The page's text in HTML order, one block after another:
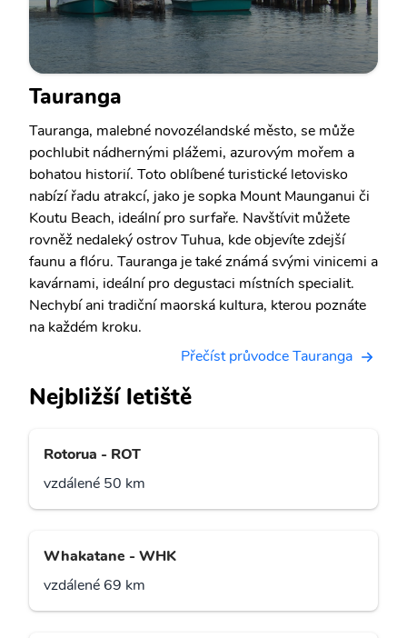
Tauranga
Tauranga, malebné novozélandské město, se může
pochlubit nádhernými plážemi, azurovým mořem a
bohatou historií. Toto oblíbené turistické letovisko
nabízí řadu atrakcí, jako je sopka Mount Maunganui či
Koutu Beach, ideální pro surfaře. Navštívit můžete
rovněž nedaleký ostrov Tuhua, kde objevíte zdejší
faunu a flóru. Tauranga je také známá svými vinicemi a
kavárnami, ideální pro degustaci místních specialit.
Nechybí ani tradiční maorská kultura, kterou poznáte
na každém kroku.
Přečíst průvodce Tauranga
Nejbližší letiště
Rotorua - ROT
vzdálené 50 km
Whakatane - WHK
vzdálené 69 km